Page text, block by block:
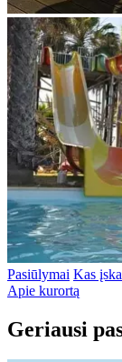
Pasiūlymai Kas
Apie kurortą
Geriausi